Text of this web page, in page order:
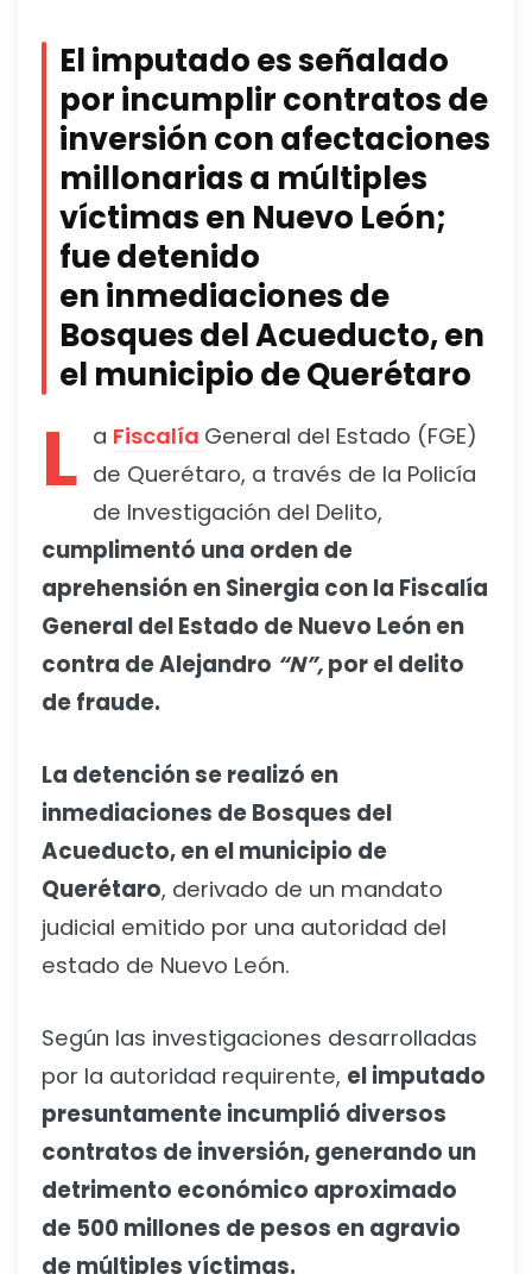
El imputado es señalado
por incumplir contratos de
inversión con afectaciones
millonarias a múltiples
víctimas en Nuevo León;
fue detenido
en inmediaciones de
Bosques del Acueducto, en
el municipio de Querétaro
L a Fiscalía General del Estado (FGE)
de Querétaro, a través de la Policía
de Investigación del Delito,
cumplimentó una orden de
aprehensión en Sinergia con la Fiscalía
General del Estado de Nuevo León en
contra de Alejandro “N”, por el delito
de fraude.
La detención se realizó en
inmediaciones de Bosques del
Acueducto, en el municipio de
Querétaro, derivado de un mandato
judicial emitido por una autoridad del
estado de Nuevo León.
Según las investigaciones desarrolladas
por la autoridad requirente, el imputado
presuntamente incumplió diversos
contratos de inversión, generando un
detrimento económico aproximado
de 500 millones de pesos en agravio
de múltiples víctimas.